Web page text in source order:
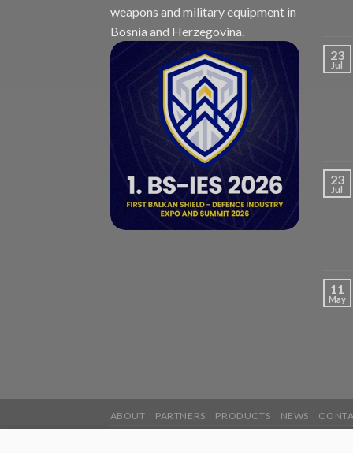
weapons and military equipment in
Bosnia and Herzegovina.
23
Jul
23
Jul
11
May
ABOUT PARTNERS PRODUCTS NEWS